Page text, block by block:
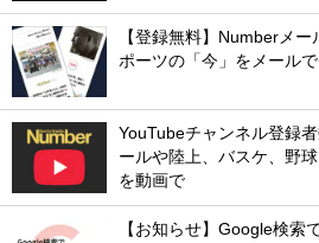
【登録無料】Numberメ
ポーツの「今」をメールで
YouTubeチャンネル登録
ールや陸上、バスケ、野
を動画で
【お知らせ】Google検索